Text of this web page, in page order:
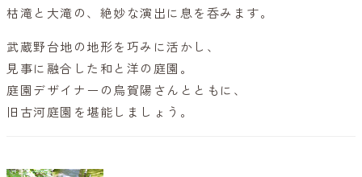
枯滝と大滝の、絶妙な演出に息を呑みます。
武蔵野台地の地形を巧みに活かし、
見事に融合した和と洋の庭園。
庭園デザイナーの烏賀陽さんとともに、
旧古河庭園を堪能しましょう。